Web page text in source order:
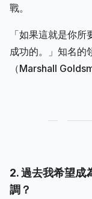
戰。
「如果這就是你
成功的。」知名的
（Marshall
2. 過去我希望成
調？